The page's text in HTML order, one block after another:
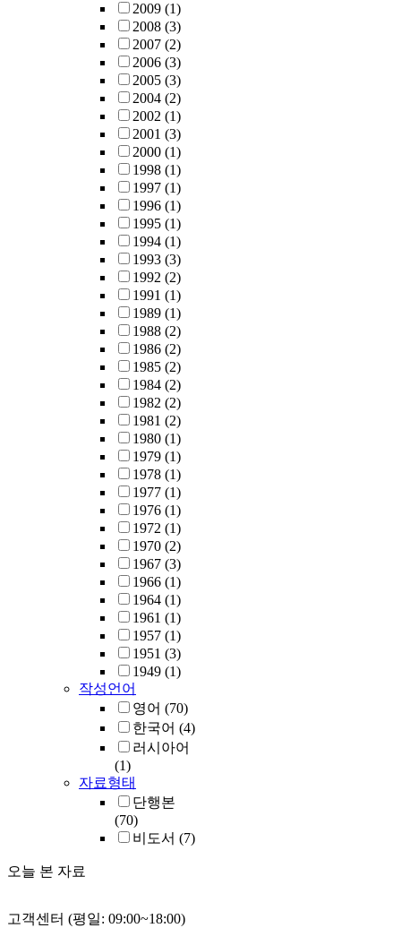
2009 (1)
2008 (3)
2007 (2)
2006 (3)
2005 (3)
2004 (2)
2002 (1)
2001 (3)
2000 (1)
1998 (1)
1997 (1)
1996 (1)
1995 (1)
1994 (1)
1993 (3)
1992 (2)
1991 (1)
1989 (1)
1988 (2)
1986 (2)
1985 (2)
1984 (2)
1982 (2)
1981 (2)
1980 (1)
1979 (1)
1978 (1)
1977 (1)
1976 (1)
1972 (1)
1970 (2)
1967 (3)
1966 (1)
1964 (1)
1961 (1)
1957 (1)
1951 (3)
1949 (1)
작성언어
영어 (70)
한국어 (4)
러시아어
(1)
자료형태
단행본
(70)
비도서 (7)
오늘 본 자료
고객센터 (평일: 09:00~18:00)